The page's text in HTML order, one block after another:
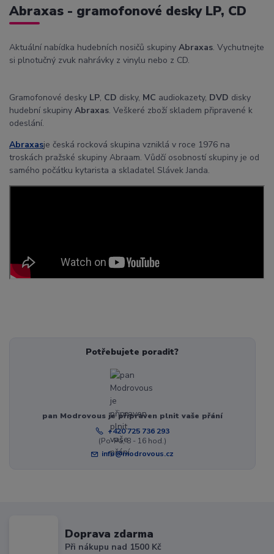
Abraxas - gramofonové desky LP, CD
Aktuální nabídka hudebních nosičů skupiny Abraxas. Vychutnejte
si plnotučný zvuk nahrávky z vinylu nebo z CD.
Gramofonové desky LP, CD disky, MC audiokazety, DVD disky
hudební skupiny Abraxas. Veškeré zboží skladem připravené k
odeslání.
Abraxasje česká rocková skupina vzniklá v roce 1976 na
troskách pražské skupiny Abraam. Vůdčí osobností skupiny je od
samého počátku kytarista a skladatel Slávek Janda.
Potřebujete poradit?
pan Modrovous je připraven plnit vaše přání
+420 725 736 293
(Po-Pá, 8 - 16 hod.)
info@modrovous.cz
Doprava zdarma
Při nákupu nad 1500 Kč